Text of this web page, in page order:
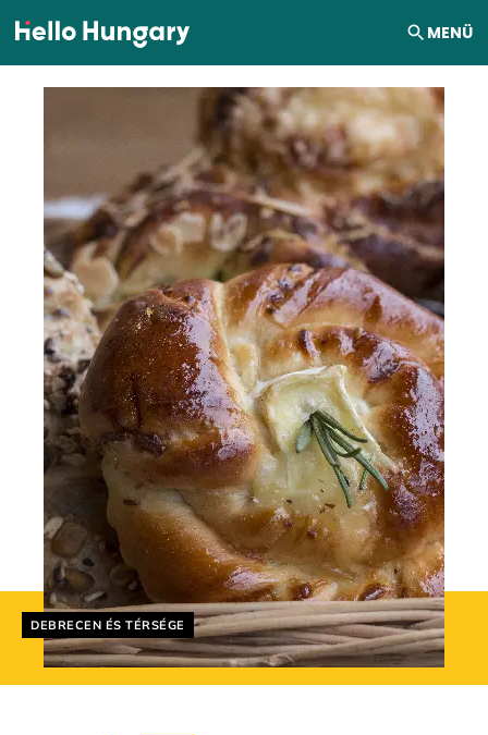
Ugrás a tartalomhoz MENÜ
Helyszín címkék:
DEBRECEN ÉS TÉRSÉGE